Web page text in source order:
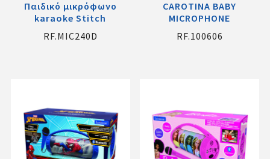
Παιδικό μικρόφωνο
karaoke Stitch
RF.MIC240D
CAROTINA BABY
MICROPHONE
RF.100606